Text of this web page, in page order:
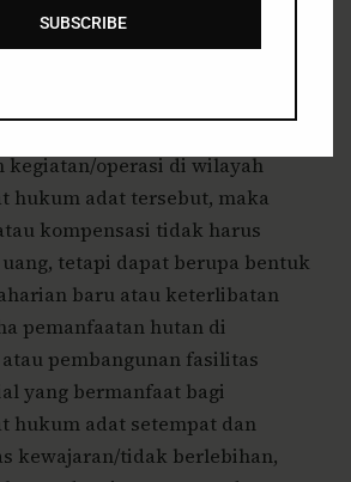
yang bersangkutan.
kegiatan/operasi di wilayah
hukum adat tersebut, maka
kompensasi tidak harus
tetapi dapat berupa bentuk
baru atau keterlibatan
pemanfaatan hutan di
pembangunan fasilitas
yang bermanfaat bagi
hukum adat setempat dan
kewajaran/tidak berlebihan,
SUBSCRIBE